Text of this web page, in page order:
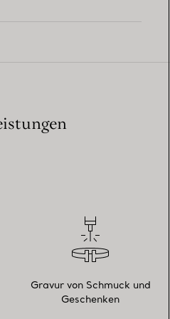
Gravur von Schmuck und
Geschenken